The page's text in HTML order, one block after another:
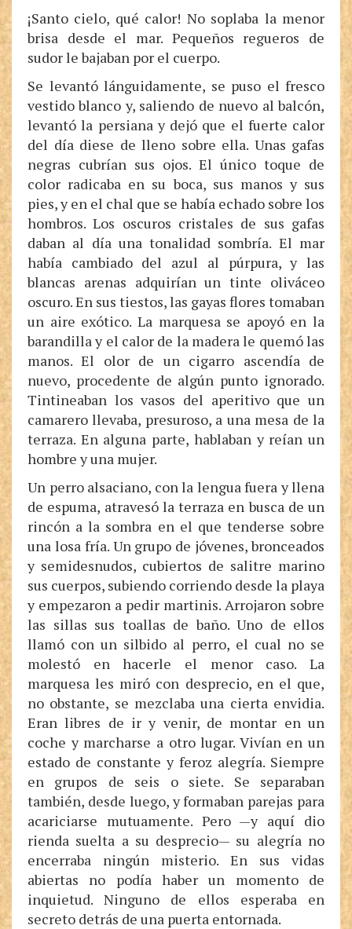
¡Santo cielo, qué calor! No soplaba la menor
brisa desde el mar. Pequeños regueros de
sudor le bajaban por el cuerpo.
Se levantó lánguidamente, se puso el fresco
vestido blanco y, saliendo de nuevo al balcón,
levantó la persiana y dejó que el fuerte calor
del día diese de lleno sobre ella. Unas gafas
negras cubrían sus ojos. El único toque de
color radicaba en su boca, sus manos y sus
pies, y en el chal que se había echado sobre los
hombros. Los oscuros cristales de sus gafas
daban al día una tonalidad sombría. El mar
había cambiado del azul al púrpura, y las
blancas arenas adquirían un tinte oliváceo
oscuro. En sus tiestos, las gayas flores tomaban
un aire exótico. La marquesa se apoyó en la
barandilla y el calor de la madera le quemó las
manos. El olor de un cigarro ascendía de
nuevo, procedente de algún punto ignorado.
Tintineaban los vasos del aperitivo que un
camarero llevaba, presuroso, a una mesa de la
terraza. En alguna parte, hablaban y reían un
hombre y una mujer.
Un perro alsaciano, con la lengua fuera y llena
de espuma, atravesó la terraza en busca de un
rincón a la sombra en el que tenderse sobre
una losa fría. Un grupo de jóvenes, bronceados
y semidesnudos, cubiertos de salitre marino
sus cuerpos, subiendo corriendo desde la playa
y empezaron a pedir martinis. Arrojaron sobre
las sillas sus toallas de baño. Uno de ellos
llamó con un silbido al perro, el cual no se
molestó en hacerle el menor caso. La
marquesa les miró con desprecio, en el que,
no obstante, se mezclaba una cierta envidia.
Eran libres de ir y venir, de montar en un
coche y marcharse a otro lugar. Vivían en un
estado de constante y feroz alegría. Siempre
en grupos de seis o siete. Se separaban
también, desde luego, y formaban parejas para
acariciarse mutuamente. Pero —y aquí dio
rienda suelta a su desprecio— su alegría no
encerraba ningún misterio. En sus vidas
abiertas no podía haber un momento de
inquietud. Ninguno de ellos esperaba en
secreto detrás de una puerta entornada.